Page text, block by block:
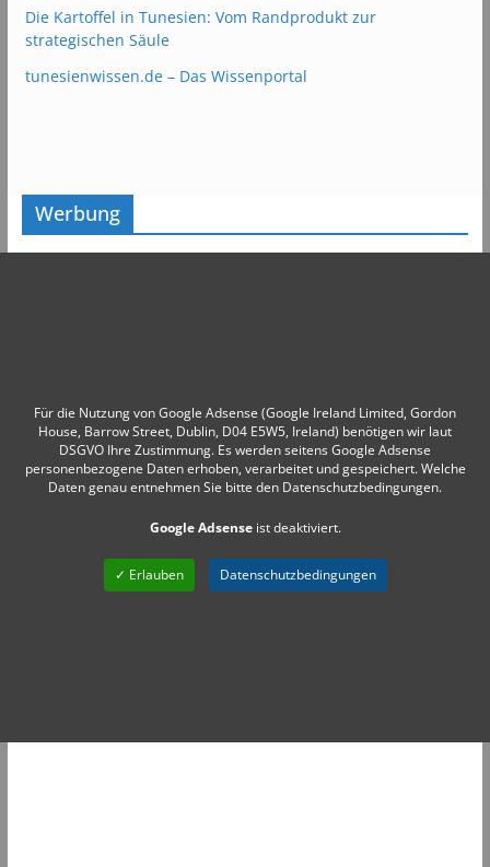
Die Kartoffel in Tunesien: Vom Randprodukt zur
strategischen Säule
tunesienwissen.de – Das Wissenportal
Werbung
Für die Nutzung von Google Adsense (Google Ireland Limited, Gordon
House, Barrow Street, Dublin, D04 E5W5, Ireland) benötigen wir laut
DSGVO Ihre Zustimmung. Es werden seitens Google Adsense
personenbezogene Daten erhoben, verarbeitet und gespeichert. Welche
Daten genau entnehmen Sie bitte den Datenschutzbedingungen.
Google Adsenseist deaktiviert.
✓ Erlauben Datenschutzbedingungen